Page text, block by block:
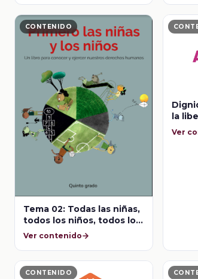
CONTENIDO
Tema 02: Todas las niñas,
todos los niños, todos los
derechos.
Ver contenido
la
Ver
CONTENIDO